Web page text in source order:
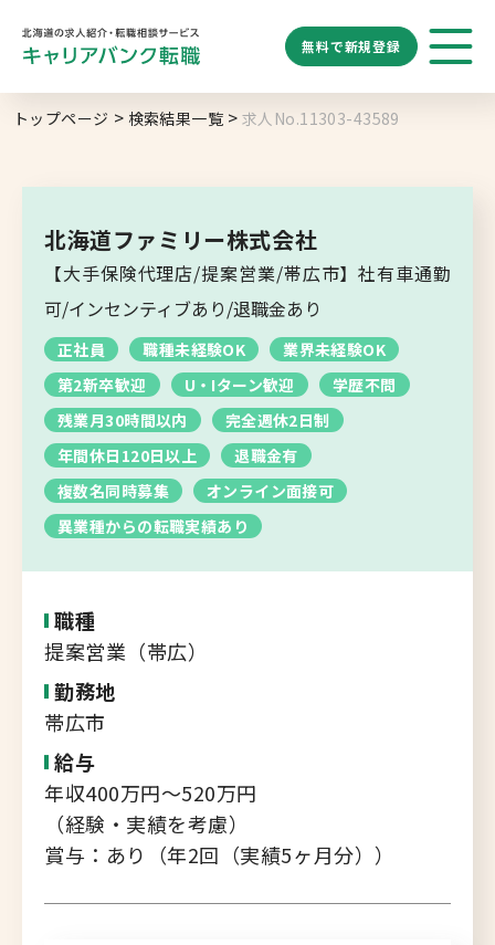
無料で新規登録
キャリアバンク
求人を探す ブックマーク
求人閲覧履歴 新着求人一覧
転職支援サービス
勤務地 業種 職種
札幌市
道央エリア
空知エリア
道東エリア
釧路・根室エリア
オホーツクエリア
後志エリア
胆振・日高エリア
道北・旭川エリア
稚内・留萌エリア
道南エリア
フルリモート
北海道以外
トップページ 検索結果一覧 求人No.11303-43589
北海道ファミリー株式会社
【大手保険代理店/提案営業/帯広市】社有車通勤
可/インセンティブあり/退職金あり
正社員 職種未経験OK
業界未経験OK
第2新卒歓迎
U・Iターン歓迎
学歴不問
残業月30時間以内
完全週休2日制
年間休日120日以上
退職金有
複数名同時募集
オンライン面接可
異業種からの転職実績あり
職種
提案営業（帯広）
勤務地
帯広市
給与
年収400万円～520万円
（経験・実績を考慮）
賞与：あり（年2回（実績5ヶ月分））